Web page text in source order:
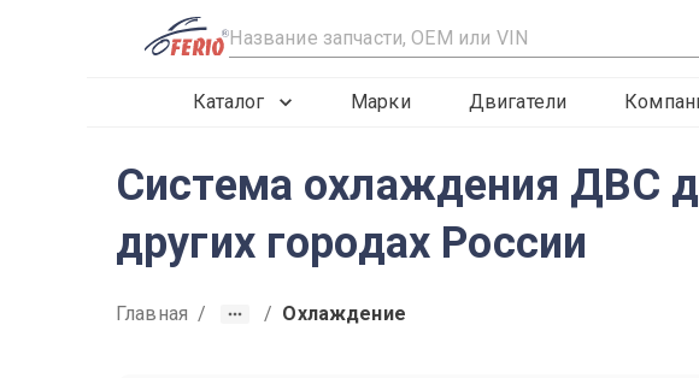
R
Каталог Марки Двигатели
Система охлаждения ДВС
других городах России
Главная / / Охлаждение